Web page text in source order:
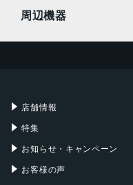
周辺機器
店舗情報
特集
お知らせ・キャンペーン
お客様の声